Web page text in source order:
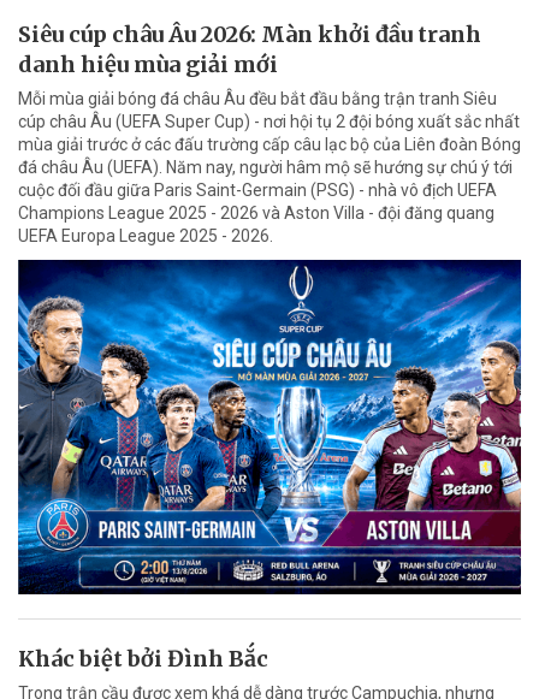
Siêu cúp châu Âu 2026: Màn khởi đầu tranh
danh hiệu mùa giải mới
Mỗi mùa giải bóng đá châu Âu đều bắt đầu bằng trận tranh Siêu
cúp châu Âu (UEFA Super Cup) - nơi hội tụ 2 đội bóng xuất sắc nhất
mùa giải trước ở các đấu trường cấp câu lạc bộ của Liên đoàn Bóng
đá châu Âu (UEFA). Năm nay, người hâm mộ sẽ hướng sự chú ý tới
cuộc đối đầu giữa Paris Saint-Germain (PSG) - nhà vô địch UEFA
Champions League 2025 - 2026 và Aston Villa - đội đăng quang
UEFA Europa League 2025 - 2026.
Khác biệt bởi Đình Bắc
Trong trận cầu được xem khá dễ dàng trước Campuchia, nhưng